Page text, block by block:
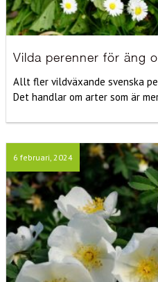
Vilda perenner för äng
Allt fler vildväxande svenska
Det handlar om arter som är
6 februari, 2024